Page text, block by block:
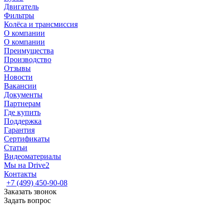
Двигатель
Фильтры
Колёса и трансмиссия
О компании
О компании
Преимущества
Производство
Отзывы
Новости
Вакансии
Документы
Партнерам
Где купить
Поддержка
Гарантия
Сертификаты
Статьи
Видеоматериалы
Мы на Drive2
Контакты
+7 (499) 450-90-08
Заказать звонок
Задать вопрос